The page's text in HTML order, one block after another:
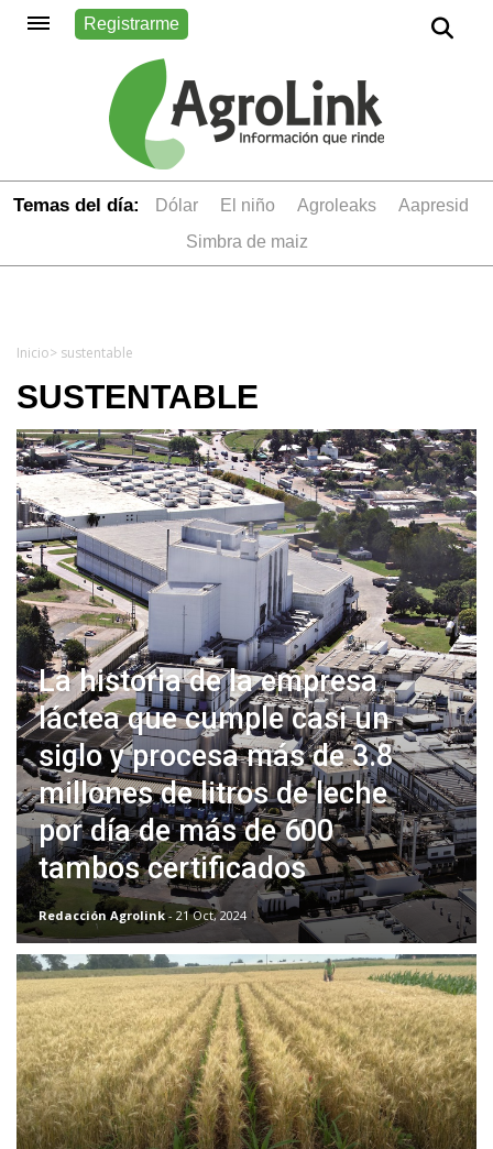
Registrarme
Temas del día: dólar el niño Agroleaks
aapresid
simbra de maiz
Inicio> sustentable
SUSTENTABLE
La historia de la empresa
láctea que cumple casi un
siglo y procesa más de 3.8
millones de litros de leche
por día de más de 600
tambos certificados
Redacción Agrolink - 21 Oct, 2024